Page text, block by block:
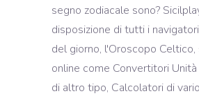
segno zodiacale sono?
disposizione di tutti i
del giorno, l'Oroscopo
online come Convertitori
di altro tipo, Calcolatori di